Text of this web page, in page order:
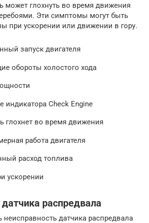
может глохнуть во время движения
Эти симптомы могут быть
при ускорении или движении в гору.
запуск двигателя
обороты холостого хода
индикатора Check Engine
глохнет во время движения
работа двигателя
расход топлива
ускорении
распредвала
неисправность датчика распредвала